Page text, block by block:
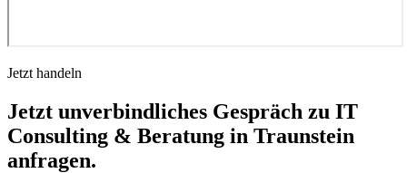
Jetzt handeln
Jetzt unverbindliches Gespräch zu IT
Consulting & Beratung in Traunstein
anfragen.